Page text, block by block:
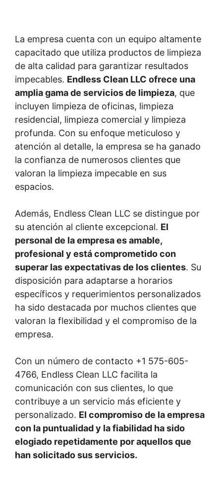
La empresa cuenta con un equipo altamente
capacitado que utiliza productos de limpieza
de alta calidad para garantizar resultados
impecables. Endless Clean LLC ofrece una
amplia gama de servicios de limpieza, que
incluyen limpieza de oficinas, limpieza
residencial, limpieza comercial y limpieza
profunda. Con su enfoque meticuloso y
atención al detalle, la empresa se ha ganado
la confianza de numerosos clientes que
valoran la limpieza impecable en sus
espacios.
Además, Endless Clean LLC se distingue por
su atención al cliente excepcional. El
personal de la empresa es amable,
profesional y está comprometido con
superar las expectativas de los clientes. Su
disposición para adaptarse a horarios
específicos y requerimientos personalizados
ha sido destacada por muchos clientes que
valoran la flexibilidad y el compromiso de la
empresa.
Con un número de contacto +1 575-605-
4766, Endless Clean LLC facilita la
comunicación con sus clientes, lo que
contribuye a un servicio más eficiente y
personalizado. El compromiso de la empresa
con la puntualidad y la fiabilidad ha sido
elogiado repetidamente por aquellos que
han solicitado sus servicios.